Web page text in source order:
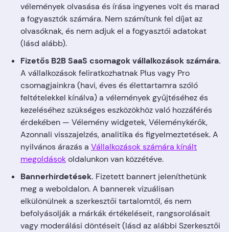
vélemények olvasása és írása ingyenes volt és marad
a fogyasztók számára. Nem számítunk fel díjat az
olvasóknak, és nem adjuk el a fogyasztói adatokat
(lásd alább).
Fizetős B2B SaaS csomagok vállalkozások számára.
A vállalkozások feliratkozhatnak Plus vagy Pro
csomagjainkra (havi, éves és élettartamra szóló
feltételekkel kínálva) a vélemények gyűjtéséhez és
kezeléséhez szükséges eszközökhöz való hozzáférés
érdekében — Vélemény widgetek, Véleménykérők,
Azonnali visszajelzés, analitika és figyelmeztetések. A
nyilvános árazás a Vállalkozások számára kínált
megoldásokoldalunkon van közzétéve.
Bannerhirdetések. Fizetett bannert jeleníthetünk
meg a weboldalon. A bannerek vizuálisan
elkülönülnek a szerkesztői tartalomtól, és nem
befolyásolják a márkák értékeléseit, rangsorolásait
vagy moderálási döntéseit (lásd az alábbi Szerkesztői